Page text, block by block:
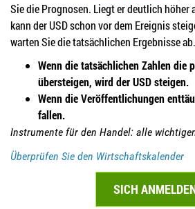
Sie die Prognosen. Liegt er deutlich höher
kann der USD schon vor dem Ereignis
warten Sie die tatsächlichen Ergebnisse ab.
Wenn die tatsächlichen Zahlen die
übersteigen, wird der USD steigen.
Wenn die Veröffentlichungen
fallen.
Instrumente für den Handel: alle
Überprüfen Sie den Wirtschaftskalender
SICH